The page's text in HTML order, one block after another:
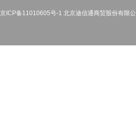
京ICP备11010605号-1 北京迪信通商贸股份有限